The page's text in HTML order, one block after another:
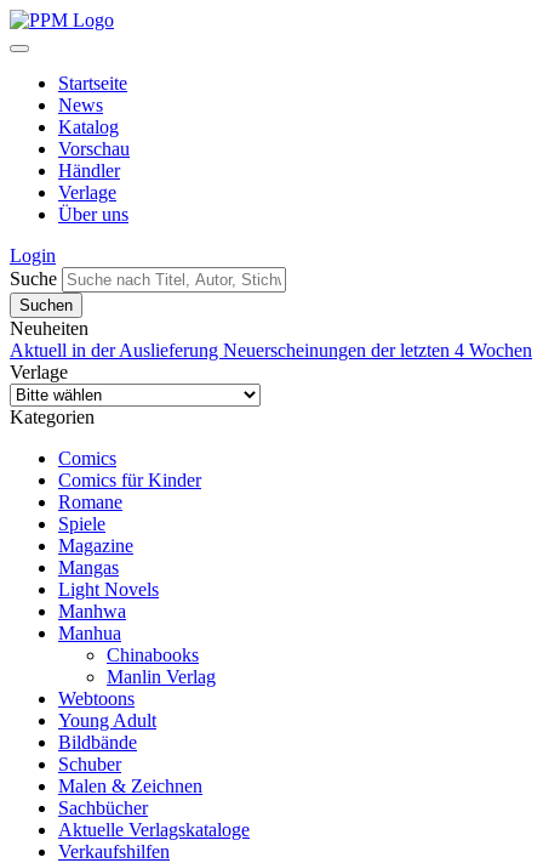
Startseite
News
Katalog
Vorschau
Händler
Verlage
Über uns
Login
Suche
Neuheiten
Aktuell in der Auslieferung Neuerscheinungen der letzten 4 Wochen
Verlage
Kategorien
Comics
Comics für Kinder
Romane
Spiele
Magazine
Mangas
Light Novels
Manhwa
Manhua
Chinabooks
Manlin Verlag
Webtoons
Young Adult
Bildbände
Schuber
Malen & Zeichnen
Sachbücher
Aktuelle Verlagskataloge
Verkaufshilfen